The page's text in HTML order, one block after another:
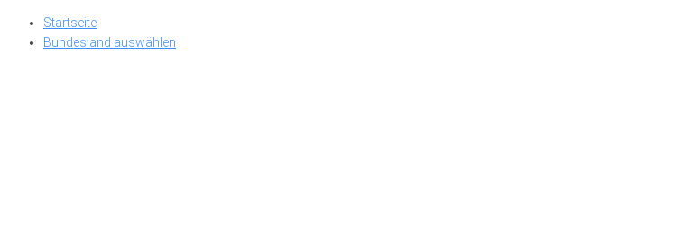
Skip
Startseite
Bundesland auswählen